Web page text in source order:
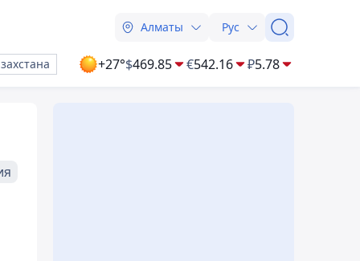
Алматы Рус
+27°$469.85 €542.16 ₽5.78